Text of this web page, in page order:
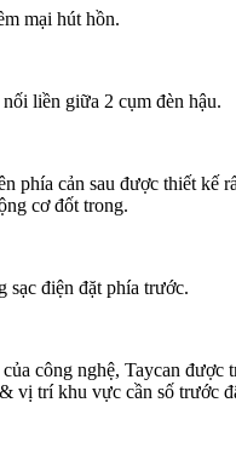
mại hút hồn.
liền giữa 2 cụm đèn hậu.
phía cản sau được thiết kế
cơ đốt trong.
sạc điện đặt phía trước.
công nghệ, Taycan được
vị trí khu vực cần số trước